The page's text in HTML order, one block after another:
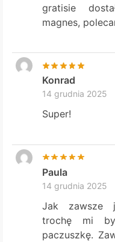
gratisie
magnes,
Konrad
14 grudnia 2025
Super!
Paula
14 grudnia 2025
Jak zawsze
trochę mi
paczuszkę.